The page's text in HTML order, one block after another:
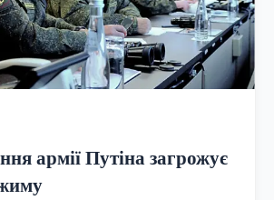
армії Путіна загрожує